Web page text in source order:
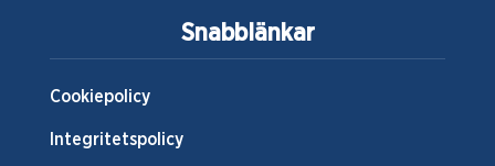
Snabblänkar
Cookiepolicy
Integritetspolicy